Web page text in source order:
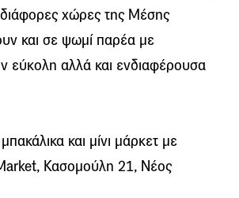
χώρες της Μέσης
και σε ψωµί παρέα µε
εύκολη αλλά και ενδιαφέρουσα
και µίνι µάρκετ µε
Κασοµούλη 21, Νέος